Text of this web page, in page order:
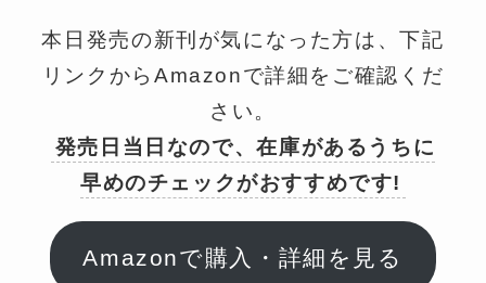
本日発売の新刊が気になった方は、下記
リンクからAmazonで詳細をご確認くだ
さい。
発売日当日なので、在庫があるうちに
早めのチェックがおすすめです!
Amazonで購入・詳細を見る